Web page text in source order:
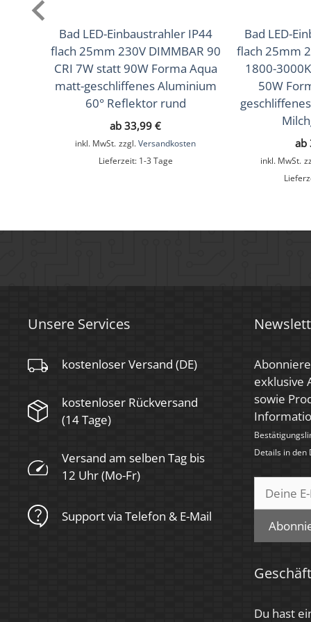
Schwenkbar
Nein
Material
Aluminium, Glas
Sockel
Ultraflach
Schaltzyklen
> 15.000
Farbe
Anthrazit
Marke / Hersteller
Für Möbeleinbau
geeignet
Bad LED-Einbaustrahler IP44
flach 25mm 230V DIMMBAR 90
CRI 7W statt 90W Forma Aqua
matt-geschliffenes Aluminium
60° Reflektor rund
ab 33,99 €
inkl. MwSt. zzgl. Versandkosten
Lieferzeit: 1-3 Tage
Bad LED-
flach 25mm
1800-
50W
ab
inkl. MwSt.
Unsere Services
kostenloser Versand (DE)
kostenloser Rückversand
(14 Tage)
Versand am selben Tag bis
12 Uhr (Mo-Fr)
Support via Telefon & E-Mail
exklusive
sowie
Details in den
Du hast